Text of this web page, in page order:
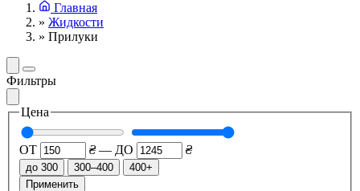
Главная
» Жидкости
» Прилуки
Фильтры
Цена
ОТ ₴ — ДО ₴
до 300 300–400
400+
Применить